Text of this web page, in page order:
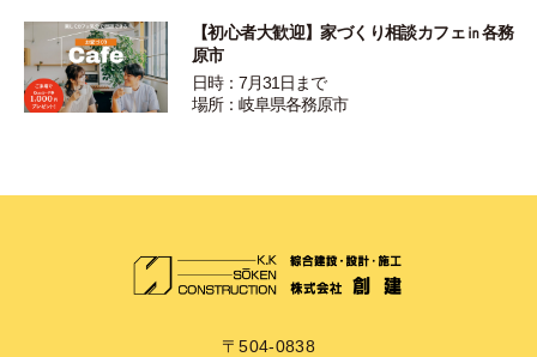
【初心者大歓迎】家づくり相談カフェ㏌各務
原市
日時：7月31日まで
場所：岐阜県各務原市
〒504-0838